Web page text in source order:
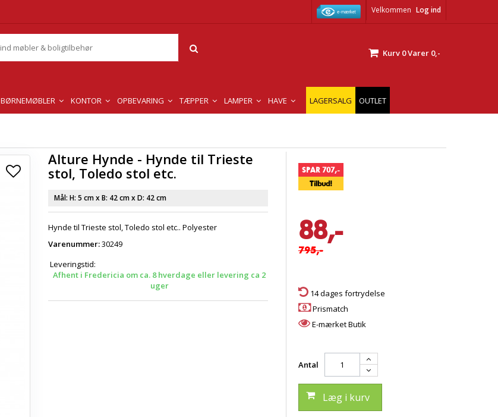
Velkommen Log ind
Kurv 0Varer 0,-
BØRNEMØBLER KONTOR OPBEVARING TÆPPER LAMPER HAVE LAGERSALG OUTLET
Alture Hynde - Hynde til Trieste
stol, Toledo stol etc.
Mål: H: 5 cmx B: 42 cmx D: 42 cm
Hynde til Trieste stol, Toledo stol etc.. Polyester
Varenummer:30249
Leveringstid:
Afhent i Fredericia om ca. 8 hverdage eller levering ca 2
uger
SPAR 707,-
Tilbud!
88,-
795,-
14 dages fortrydelse
Prismatch
E-mærket Butik
Antal
Læg i kurv